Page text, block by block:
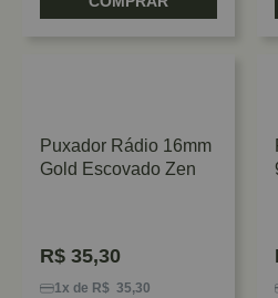
Puxador Rádio 16mm
Gold Escovado Zen
R$ 35,30
1x de R$ 35,30